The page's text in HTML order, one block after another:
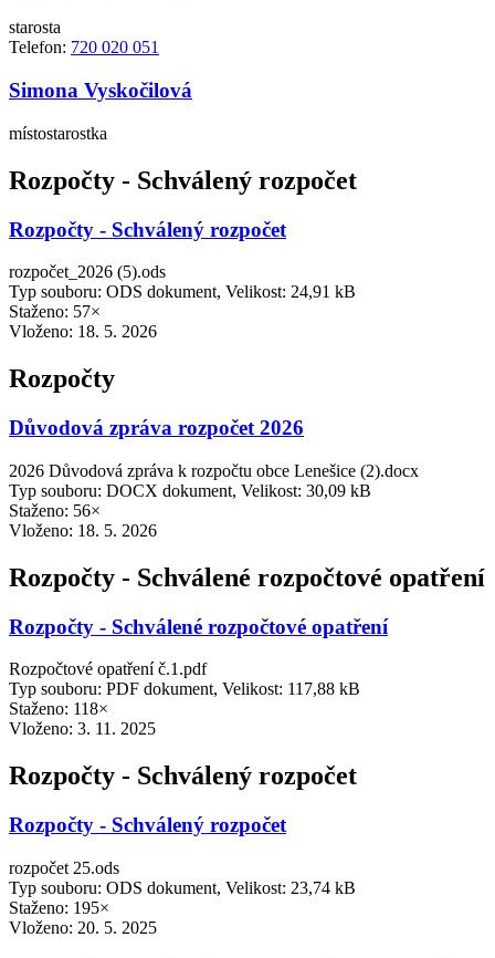
starosta
Telefon: 720 020 051
Simona Vyskočilová
místostarostka
Rozpočty - Schválený rozpočet
Rozpočty - Schválený rozpočet
rozpočet_2026 (5).ods
Typ souboru: ODS dokument, Velikost: 24,91 kB
Staženo: 57×
Vloženo: 18. 5. 2026
Rozpočty
Důvodová zpráva rozpočet 2026
2026 Důvodová zpráva k rozpočtu obce Lenešice (2).docx
Typ souboru: DOCX dokument, Velikost: 30,09 kB
Staženo: 56×
Vloženo: 18. 5. 2026
Rozpočty - Schválené rozpočtové opatření
Rozpočty - Schválené rozpočtové opatření
Rozpočtové opatření č.1.pdf
Typ souboru: PDF dokument, Velikost: 117,88 kB
Staženo: 118×
Vloženo: 3. 11. 2025
Rozpočty - Schválený rozpočet
Rozpočty - Schválený rozpočet
rozpočet 25.ods
Typ souboru: ODS dokument, Velikost: 23,74 kB
Staženo: 195×
Vloženo: 20. 5. 2025